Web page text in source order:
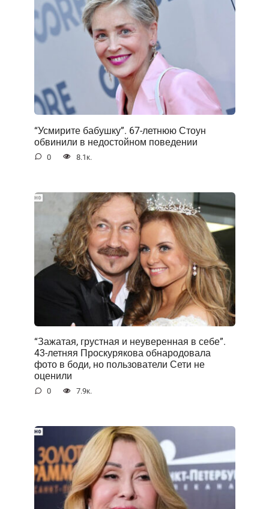
“Усмирите бабушку”. 67-летнюю Стоун
обвинили в недостойном поведении
0 8.1к.
“Зажатая, грустная и неуверенная в себе”.
43-летняя Проскурякова обнародовала
фото в боди, но пользователи Сети не
оценили
0 7.9к.